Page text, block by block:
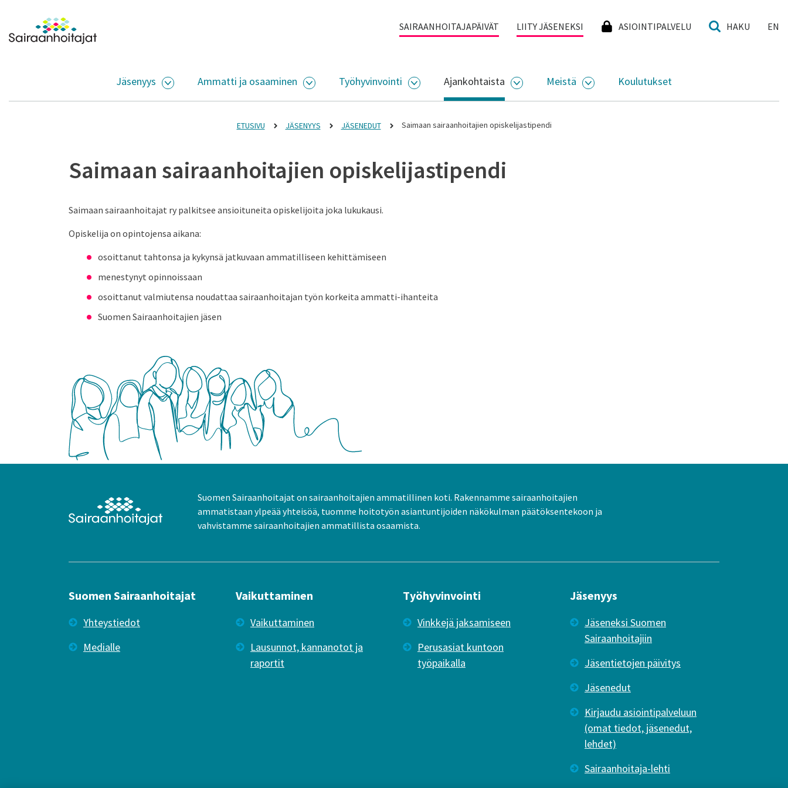
Siirry sisältöön
Etusivulle SAIRAANHOITAJAPÄIVÄT LIITY JÄSENEKSI ASIOINTIPALVELU HAKU EN
Jäsenyys
AVAA ALASIVUJEN VALIKKO
Ammatti ja osaaminen
AVAA ALASIVUJEN VALIKKO
Työhyvinvointi
AVAA ALASIVUJEN VALIKKO
Ajankohtaista
AVAA ALASIVUJEN VALIKKO
Meistä
AVAA ALASIVUJEN VALIKKO
Koulutukset
ETUSIVU JÄSENYYS JÄSENEDUT Saimaan sairaanhoitajien opiskelijastipendi
Saimaan sairaanhoitajien opiskelijastipendi
Saimaan sairaanhoitajat ry palkitsee ansioituneita opiskelijoita joka lukukausi.
Opiskelija on opintojensa aikana:
osoittanut tahtonsa ja kykynsä jatkuvaan ammatilliseen kehittämiseen
menestynyt opinnoissaan
osoittanut valmiutensa noudattaa sairaanhoitajan työn korkeita ammatti-ihanteita
Suomen Sairaanhoitajien jäsen
Suomen Sairaanhoitajat on sairaanhoitajien ammatillinen koti. Rakennamme sairaanhoitajien
ammatistaan ylpeää yhteisöä, tuomme hoitotyön asiantuntijoiden näkökulman päätöksentekoon ja
vahvistamme sairaanhoitajien ammatillista osaamista.
Suomen Sairaanhoitajat
Yhteystiedot
Medialle
Vaikuttaminen
Vaikuttaminen
Lausunnot, kannanotot ja
raportit
Työhyvinvointi
Vinkkejä jaksamiseen
Perusasiat kuntoon
työpaikalla
Jäsenyys
Jäseneksi Suomen
Sairaanhoitajiin
Jäsentietojen päivitys
Jäsenedut
Kirjaudu asiointipalveluun
(omat tiedot, jäsenedut,
lehdet)
Sairaanhoitaja-lehti